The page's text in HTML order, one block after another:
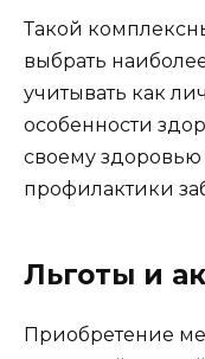
Такой
выбрать
учитывать как
особенности
своему здоровью
профилактики
Льготы и
Приобретение